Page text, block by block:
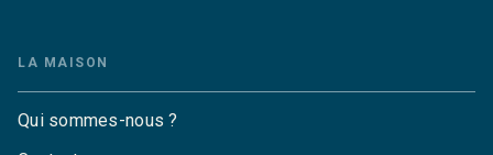
LA MAISON
Qui sommes-nous ?